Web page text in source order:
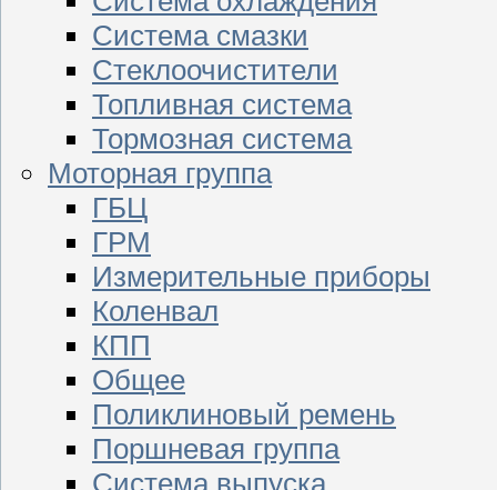
Система смазки
Стеклоочистители
Топливная система
Тормозная система
Моторная группа
ГБЦ
ГРМ
Измерительные приборы
Коленвал
КПП
Общее
Поликлиновый ремень
Поршневая группа
Система выпуска